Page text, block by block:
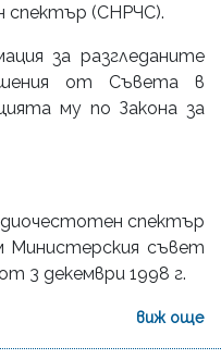
спектър (СНРЧС).
за разгледаните
от Съвета в
му по Закона за
спектър
Министерския съвет
3 декември 1998 г.
виж още